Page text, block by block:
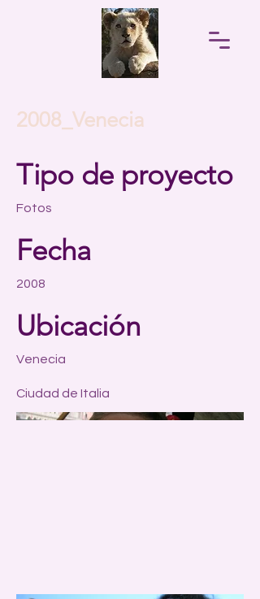
2008_Venecia
Tipo de proyecto
Fotos
Fecha
2008
Ubicación
Venecia
Ciudad de Italia